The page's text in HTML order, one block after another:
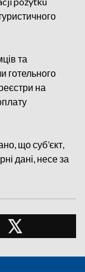
та
готельного
на
що суб’єкт,
дані, несе за